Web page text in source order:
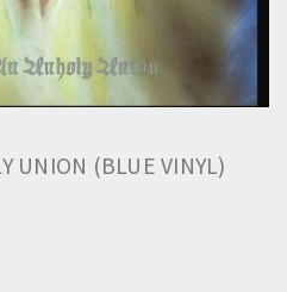
UNION (BLUE VINYL)